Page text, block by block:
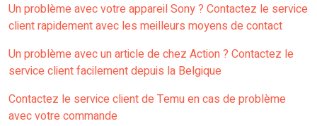
Un problème avec votre appareil Sony ? Contactez le service
client rapidement avec les meilleurs moyens de contact
Un problème avec un article de chez Action ? Contactez le
service client facilement depuis la Belgique
Contactez le service client de Temu en cas de problème
avec votre commande